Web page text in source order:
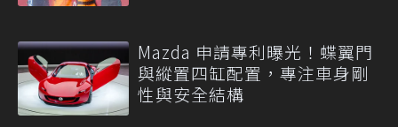
Mazda 申請專利曝光！蝶翼門
與縱置四缸配置，專注車身剛
性與安全結構